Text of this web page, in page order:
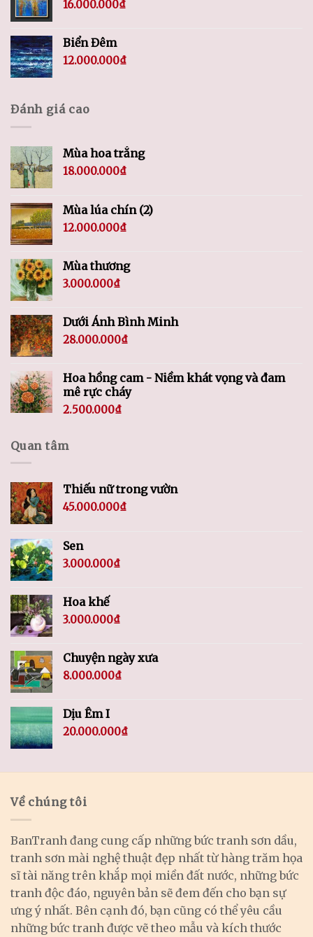
16.000.000₫
Biển Đêm
12.000.000₫
Đánh giá cao
Mùa hoa trắng
18.000.000₫
Mùa lúa chín (2)
12.000.000₫
Mùa thương
3.000.000₫
Dưới Ánh Bình Minh
28.000.000₫
Hoa hồng cam - Niềm khát vọng và đam
mê rực cháy
2.500.000₫
Quan tâm
Thiếu nữ trong vườn
45.000.000₫
Sen
3.000.000₫
Hoa khế
3.000.000₫
Chuyện ngày xưa
8.000.000₫
Dịu Êm I
20.000.000₫
Về chúng tôi
BanTranh đang cung cấp những bức tranh sơn dầu,
tranh sơn mài nghệ thuật đẹp nhất từ hàng trăm họa
sĩ tài năng trên khắp mọi miền đất nước, những bức
tranh độc đáo, nguyên bản sẽ đem đến cho bạn sự
ưng ý nhất. Bên cạnh đó, bạn cũng có thể yêu cầu
những bức tranh được vẽ theo mẫu và kích thước